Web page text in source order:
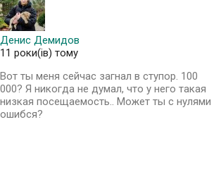
Денис Демидов
11 роки(ів) тому
Вот ты меня сейчас загнал в ступор. 100
000? Я никогда не думал, что у него такая
низкая посещаемость.. Может ты с нулями
ошибся?